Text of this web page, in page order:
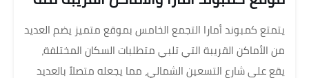
يتمتع كمبوند أمارا التجمع الخامس بموقع متميز يضم العديد
من الأماكن القريبة التي تلبي متطلبات السكان المختلفة،
يقع على شارع التسعين الشمالي، مما يجعله متصلاً بالعديد